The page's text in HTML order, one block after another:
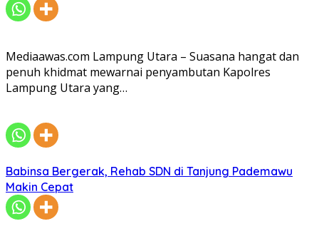
Mediaawas.com Lampung Utara – Suasana hangat dan
penuh khidmat mewarnai penyambutan Kapolres
Lampung Utara yang…
Babinsa Bergerak, Rehab SDN di Tanjung Pademawu
Makin Cepat